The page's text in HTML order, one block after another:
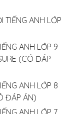
TIẾNG ANH LỚP
ANH LỚP 9
(CÓ ĐÁP
ANH LỚP 8
ĐÁP ÁN)